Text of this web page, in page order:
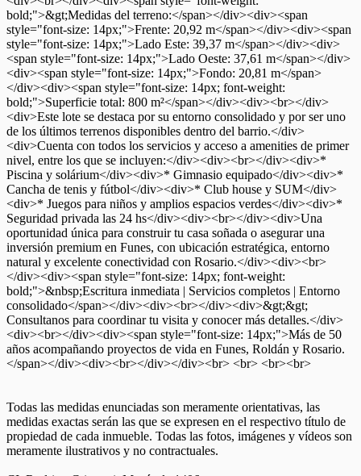
bold;">&gt;Medidas del terreno:</span></div><div><span
style="font-size: 14px;">Frente: 20,92 m</span></div><div><span
style="font-size: 14px;">Lado Este: 39,37 m</span></div><div>
<span style="font-size: 14px;">Lado Oeste: 37,61 m</span></div>
<div><span style="font-size: 14px;">Fondo: 20,81 m</span>
</div><div><span style="font-size: 14px; font-weight:
bold;">Superficie total: 800 m²</span></div><div><br></div>
<div>Este lote se destaca por su entorno consolidado y por ser uno
de los últimos terrenos disponibles dentro del barrio.</div>
<div>Cuenta con todos los servicios y acceso a amenities de primer
nivel, entre los que se incluyen:</div><div><br></div><div>*
Piscina y solárium</div><div>* Gimnasio equipado</div><div>*
Cancha de tenis y fútbol</div><div>* Club house y SUM</div>
<div>* Juegos para niños y amplios espacios verdes</div><div>*
Seguridad privada las 24 hs</div><div><br></div><div>Una
oportunidad única para construir tu casa soñada o asegurar una
inversión premium en Funes, con ubicación estratégica, entorno
natural y excelente conectividad con Rosario.</div><div><br>
</div><div><span style="font-size: 14px; font-weight:
bold;">&nbsp;Escritura inmediata | Servicios completos | Entorno
consolidado</span></div><div><br></div><div>&gt;&gt;
Consultanos para coordinar tu visita y conocer más detalles.</div>
<div><br></div><div><span style="font-size: 14px;">Más de 50
años acompañando proyectos de vida en Funes, Roldán y Rosario.
</span></div><div><br></div></div><br> <br> <br><br>
Todas las medidas enunciadas son meramente orientativas, las
medidas exactas serán las que se expresen en el respectivo título de
propiedad de cada inmueble. Todas las fotos, imágenes y vídeos son
meramente ilustrativos y no contractuales.